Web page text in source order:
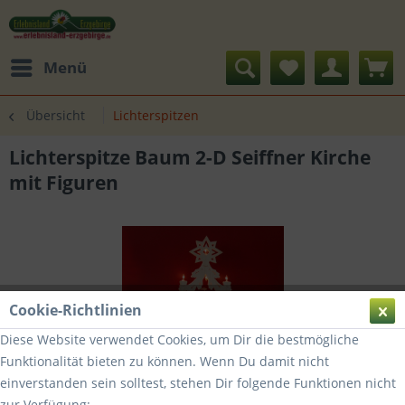
Menü
Übersicht Lichterspitzen
Lichterspitze Baum 2-D Seiffner Kirche
mit Figuren
Cookie-Richtlinien
Diese Website verwendet Cookies, um Dir die bestmögliche
Funktionalität bieten zu können. Wenn Du damit nicht
einverstanden sein solltest, stehen Dir folgende Funktionen nicht